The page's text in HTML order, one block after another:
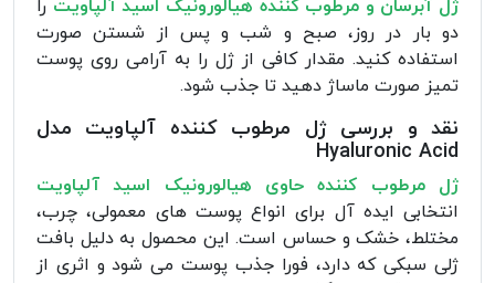
ژل آبرسان و مرطوب کننده هیالورونیک اسید آلپاویت را
دو بار در روز، صبح و شب و پس از شستن صورت
استفاده کنید. مقدار کافی از ژل را به آرامی روی پوست
تمیز صورت ماساژ دهید تا جذب شود.
نقد و بررسی ژل مرطوب کننده آلپاویت مدل
Hyaluronic Acid
ژل مرطوب کننده حاوی هیالورونیک اسید آلپاویت
انتخابی ایده آل برای انواع پوست های معمولی، چرب،
مختلط، خشک و حساس است. این محصول به دلیل بافت
ژلی سبکی که دارد، فورا جذب پوست می شود و اثری از